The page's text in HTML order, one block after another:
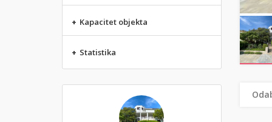
+ Kapacitet objekta
+ Statistika